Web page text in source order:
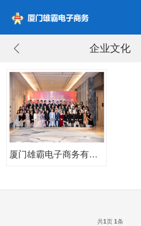
企业文化
厦门雄霸电子商务有限公司
共1页 1条